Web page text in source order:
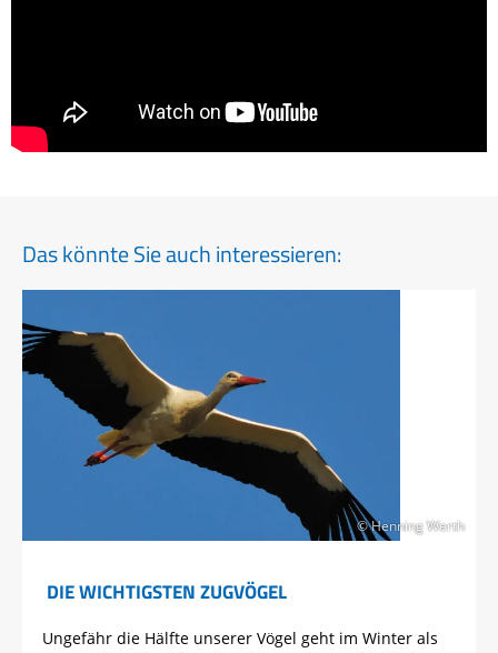
Das könnte Sie auch interessieren:
© Henning Werth
DIE WICHTIGSTEN ZUGVÖGEL
Ungefähr die Hälfte unserer Vögel geht im Winter als